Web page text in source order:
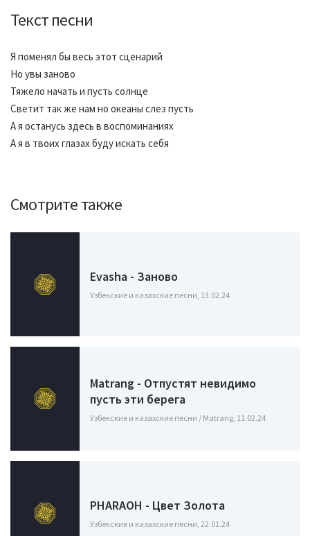
Текст песни
Я поменял бы весь этот сценарий
Но увы заново
Тяжело начать и пусть солнце
Светит так же нам но океаны слез пусть
А я останусь здесь в воспоминаниях
А я в твоих глазах буду искать себя
Смотрите также
Evasha - Заново
Узбекские и казахские песни, 13.02.24
Matrang - Отпустят невидимо
пусть эти берега
Узбекские и казахские песни / Matrang, 11.02.24
PHARAOH - Цвет Золота
Узбекские и казахские песни, 22.01.24